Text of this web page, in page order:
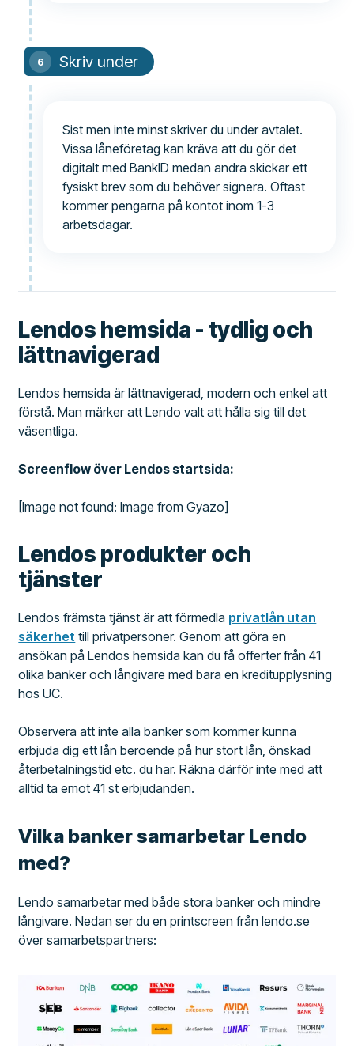
Skriv under
Sist men inte minst skriver du under avtalet.
Vissa låneföretag kan kräva att du gör det
digitalt med BankID medan andra skickar ett
fysiskt brev som du behöver signera. Oftast
kommer pengarna på kontot inom 1-3
arbetsdagar.
Lendos hemsida - tydlig och
lättnavigerad
Lendos hemsida är lättnavigerad, modern och enkel att
förstå. Man märker att Lendo valt att hålla sig till det
väsentliga.
Screenflow över Lendos startsida:
[Image not found: Image from Gyazo]
Lendos produkter och
tjänster
Lendos främsta tjänst är att förmedla privatlån utan
säkerhet till privatpersoner. Genom att göra en
ansökan på Lendos hemsida kan du få offerter från 41
olika banker och långivare med bara en kreditupplysning
hos UC.
Observera att inte alla banker som kommer kunna
erbjuda dig ett lån beroende på hur stort lån, önskad
återbetalningstid etc. du har. Räkna därför inte med att
alltid ta emot 41 st erbjudanden.
Vilka banker samarbetar Lendo
med?
Lendo samarbetar med både stora banker och mindre
långivare. Nedan ser du en printscreen från lendo.se
över samarbetspartners: